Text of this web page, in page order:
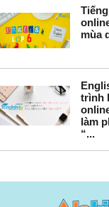
mùa
trình
làm
“...